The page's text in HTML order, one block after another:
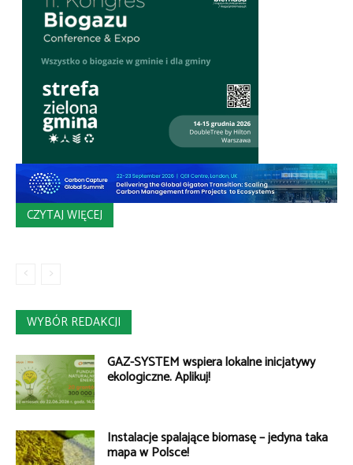
CZYTAJ WIĘCEJ
WYBÓR REDAKCJI
GAZ-SYSTEM wspiera lokalne inicjatywy
ekologiczne. Aplikuj!
Instalacje spalające biomasę – jedyna taka
mapa w Polsce!